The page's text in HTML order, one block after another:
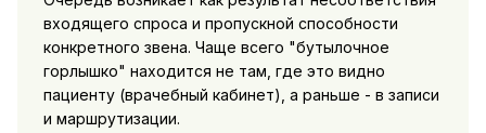
входящего спроса и пропускной способности
конкретного звена. Чаще всего "бутылочное
горлышко" находится не там, где это видно
пациенту (врачебный кабинет), а раньше - в записи
и маршрутизации.